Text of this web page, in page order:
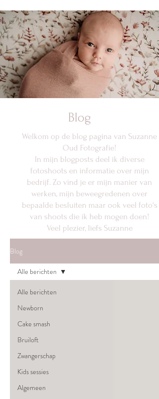
Blog
Welkom op de blog pagina van Suzanne
Oud Fotografie!
In mijn blogposts deel ik diverse
fotoshoots en informatie over mijn
bedrijf. Zo vind je er mijn manier van
werken, mijn beweegredenen over
bepaalde besluiten maar ook veel foto's
van shoots die ik heb mogen doen!
Veel plezier, liefs Suzanne
Blog
Alle berichten
Newborn
Cake smash
Bruiloft
Zwangerschap
Kids sessies
Algemeen
Alle berichten